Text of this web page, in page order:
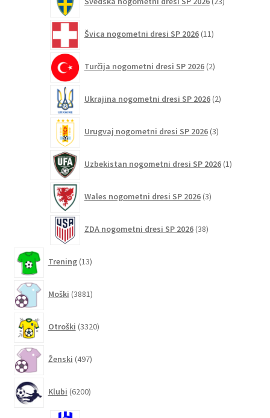
izdelkov
Švica nogometni dresi SP 2026 11izdelkov
Turčija nogometni dresi SP 2026 2izdelka
Ukrajina nogometni dresi SP 2026 2izdelka
Urugvaj nogometni dresi SP 2026 3izdelki
Uzbekistan nogometni dresi SP 2026 1izdelek
Wales nogometni dresi SP 2026 3izdelki
ZDA nogometni dresi SP 2026 38izdelkov
Trening 13izdelkov
Moški 3881izdelkov
Otroški 3320izdelkov
Ženski 497izdelkov
Klubi 6200izdelkov